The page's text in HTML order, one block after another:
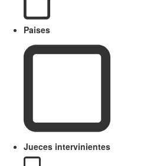
Paises
Jueces intervinientes